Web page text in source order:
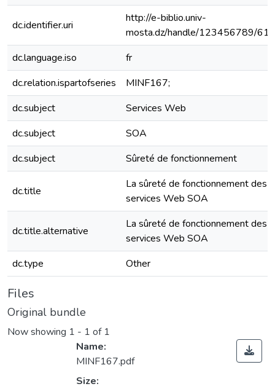
dc.identifier.uri
http://e-biblio.univ-
mosta.dz/handle/123456789/
dc.language.iso
fr
dc.relation.ispartofseries
MINF167;
dc.subject
Services Web
dc.subject
SOA
dc.subject
Sûreté de fonctionnement
dc.title
La sûreté de fonctionnement des
services Web SOA
dc.title.alternative
La sûreté de fonctionnement des
services Web SOA
dc.type
Other
Files
Original bundle
Now showing 1 - 1 of 1
Name:
MINF167.pdf
Size: